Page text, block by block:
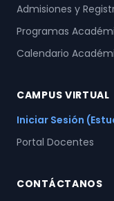
Admisiones y
Programas
Calendario
CAMPUS VIRTUAL
Iniciar Sesión
Portal Docentes
CONTÁCTANOS